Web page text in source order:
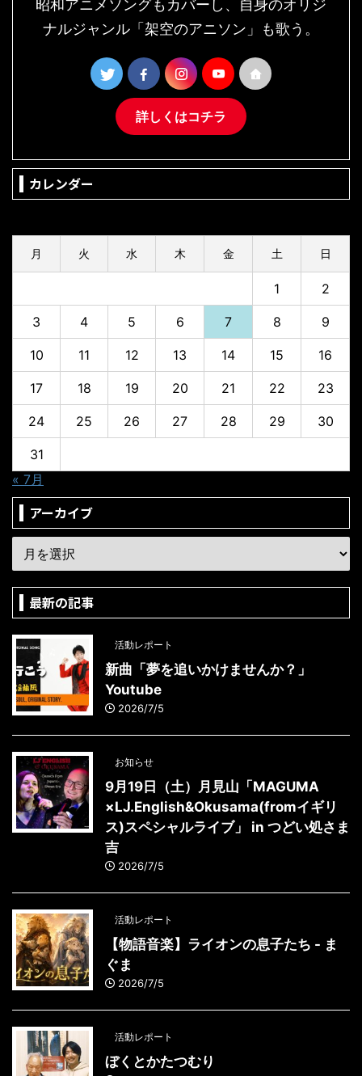
昭和アニメソングもカバーし、自身のオリジ
ナルジャンル「架空のアニソン」も歌う。
詳しくはコチラ
カレンダー
月 火 水 木 金 土 日
1 2
3 4 5 6 7 8 9
10 11 12 13 14 15 16
17 18 19 20 21 22 23
24 25 26 27 28 29 30
31
« 7月
アーカイブ
最新の記事
活動レポート
新曲「夢を追いかけませんか？」
Youtube
2026/7/5
お知らせ
9月19日（土）月見山「MAGUMA
×LJ.English&Okusama(fromイギリ
ス)スペシャルライブ」 in つどい処さま
吉
2026/7/5
活動レポート
【物語音楽】ライオンの息子たち - ま
ぐま
2026/7/5
活動レポート
ぼくとかたつむり